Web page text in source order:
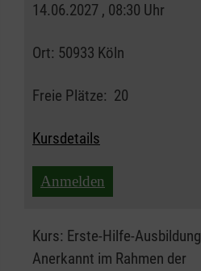
14.06.2027 , 08:30 Uhr
Ort: 50933 Köln
Freie Plätze: 20
Kursdetails
Anmelden
Kurs: Erste-Hilfe-Ausbildung
Anerkannt im Rahmen der